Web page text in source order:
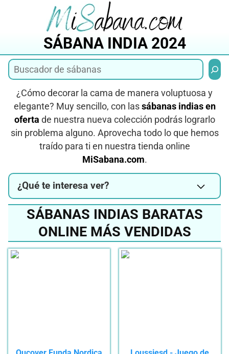
SÁBANA INDIA 2024
¿Cómo decorar la cama de manera voluptuosa y
elegante? Muy sencillo, con las sábanas indias en
oferta de nuestra nueva colección podrás lograrlo
sin problema alguno. Aprovecha todo lo que hemos
traído para ti en nuestra tienda online
MiSabana.com.
¿Qué te interesa ver?
SÁBANAS INDIAS BARATAS
ONLINE MÁS VENDIDAS